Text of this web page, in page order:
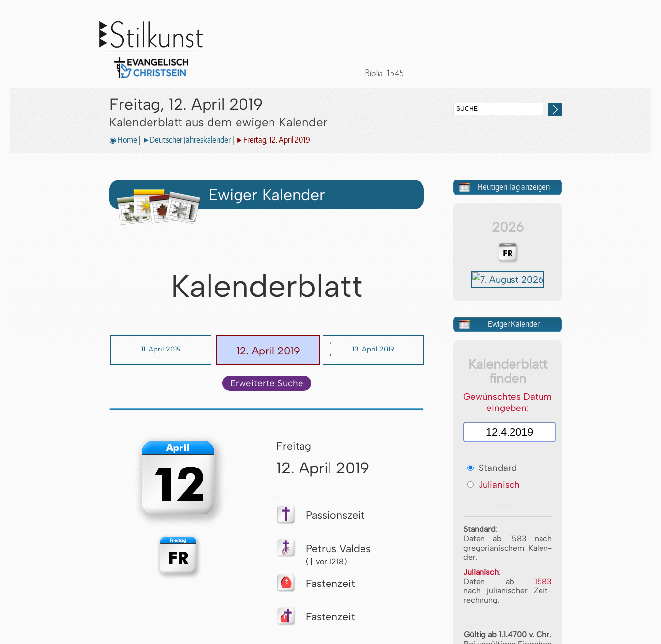
Freitag, 12. April 2019
Kalenderblatt aus dem ewigen Kalender
◉ Home ►Deutscher Jahreskalender| ►Freitag, 12. April 2019
Ewiger Kalender
Kalenderblatt
11. April 2019 12. April 2019 13. April 2019
Erweiterte Suche
Freitag
12. April 2019
Passionszeit
Petrus Valdes
(† vor 1218)
Fastenzeit
Fastenzeit
Heutigen Tag anzeigen
2026
Ewiger Kalender
Kalenderblatt
finden
Gewünschtes Datum
eingeben:
Standard
Julianisch
Standard:
Daten ab 1583 nach
gre­go­ri­a­ni­schem Ka­len­
der.
Julianisch:
Daten ab 1583
nach ju­li­a­ni­scher Zeit­
rech­nung.
Gültig ab 1.1.4700 v. Chr.